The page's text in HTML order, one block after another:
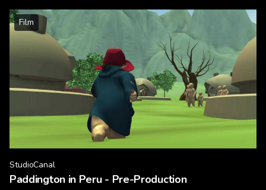
Film
StudioCanal
Paddington in Peru - Pre-Production